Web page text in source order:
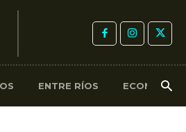
ENTRE RÍOS ECONOMÍA